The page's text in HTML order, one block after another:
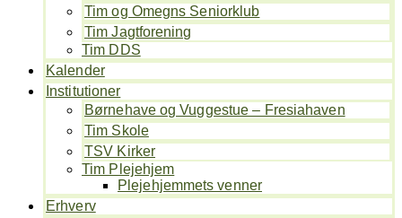
Tim og Omegns Seniorklub
Tim Jagtforening
Tim DDS
Kalender
Institutioner
Børnehave og Vuggestue – Fresiahaven
Tim Skole
TSV Kirker
Tim Plejehjem
Plejehjemmets venner
Erhverv